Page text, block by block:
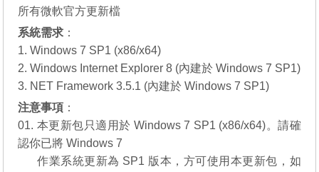
所有微軟官方更新檔
系統需求 ：
1. Windows 7 SP1 (x86/x64)
2. Windows Internet Explorer 8 (內建於 Windows 7 SP1)
3. NET Framework 3.5.1 (內建於 Windows 7 SP1)
注意事項 ：
01. 本更新包只適用於 Windows 7 SP1 (x86/x64)。請確
認你已將 Windows 7
作業系統更新為 SP1 版本，方可使用本更新包，如